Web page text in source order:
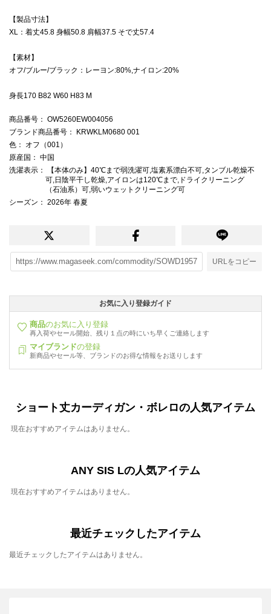
【製品寸法】
XL：着丈45.8 身幅50.8 肩幅37.5 そで丈57.4
【素材】
オフ/ブルー/ブラック：レーヨン:80%,ナイロン:20%
身長170 B82 W60 H83 M
商品番号 ： OW5260EW004056
ブランド商品番号 ： KRWKLM0680 001
色 ： オフ（001）
原産国 ： 中国
洗濯表示 ： 【本体のみ】40℃まで弱洗濯可,塩素系漂白不可,タンブル乾燥不
可,日陰平干し乾燥,アイロンは120℃まで,ドライクリーニング
（石油系）可,弱いウェットクリーニング可
シーズン ： 2026年 春夏
URLをコピー
お気に入り登録ガイド
商品のお気に入り登録
再入荷やセール開始、残り１点の時にいち早くご連絡します
マイブランドの登録
新商品やセール等、ブランドのお得な情報をお送りします
ショート丈カーディガン・ボレロの人気アイテム
現在おすすめアイテムはありません。
ANY SIS Lの人気アイテム
現在おすすめアイテムはありません。
最近チェックしたアイテム
最近チェックしたアイテムはありません。